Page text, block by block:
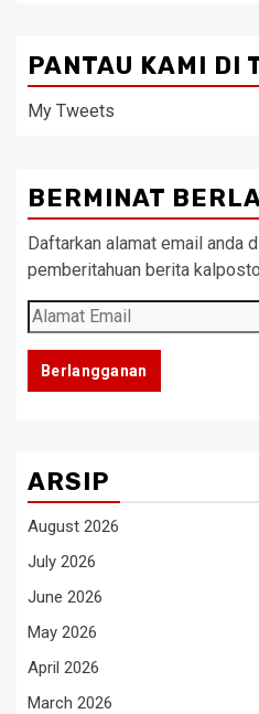
PANTAU KAMI DI
My Tweets
BERMINAT
Daftarkan alamat email anda
pemberitahuan berita
Alamat
Email
Berlangganan
ARSIP
August 2026
July 2026
June 2026
May 2026
April 2026
March 2026